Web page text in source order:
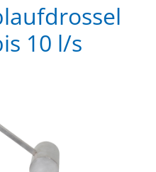
10 l/s